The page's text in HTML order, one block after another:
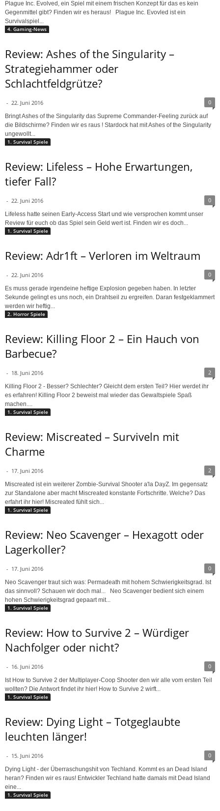
Plague Inc. Evolved, ein Spiel mit einem frischen Konzept für das es kein
Gegenmittel gibt? Finden wir es heraus! Plague Inc. Evovled ist ein
Survivalspiel...
4. Gaming-News
Review: Ashes of the Singularity –
Strategiehammer oder
Schlachtfeldgrütze?
- 22. Juni 2016 0
Bringt Ashes of the Singularity das Supreme Commander-Feeling zurück auf
die Bildschirme? Finden wir es raus ! Stardock hat mit Ashes of the Singularity
ungewollt...
1. Survival Spiele
Review: Lifeless – Hohe Erwartungen,
tiefer Fall?
- 22. Juni 2016 0
Lifeless hatte seinen Early-Access Start und wie versprochen kommt unser
Review für euch ob das Spiel sein Geld wert ist. Finden wir es doch...
1. Survival Spiele
Review: Adr1ft – Verloren im Weltraum
- 22. Juni 2016 0
Es muss gerade irgendeine heftige Explosion gegeben haben. In letzter
Sekunde gelingt es uns noch, ein Drahtseil zu ergreifen. Daran festgeklammert
werden wir heftig...
2. Horror Spiele
Review: Killing Floor 2 – Ein Hauch von
Barbecue?
- 18. Juni 2016 2
Killing Floor 2 - Besser? Schlechter? Gleicht dem ersten Teil? Hier werdet ihr
es erfahren! Killing Floor 2 beweist mal wieder das Gewaltspiele Spaß
machen....
1. Survival Spiele
Review: Miscreated – Surviveln mit
Charme
- 17. Juni 2016 2
Miscreated ist ein weiterer Zombie-Survival Shooter a'la DayZ. Im gegensatz
zur Standalone aber macht Miscreated konstante Fortschritte. Welche? Das
erfahrt ihr hier! Miscreated fühlt sich...
1. Survival Spiele
Review: Neo Scavenger – Hexagott oder
Lagerkoller?
- 17. Juni 2016 0
Neo Scavenger traut sich was: Permadeath mit hohem Schwierigkeitsgrad. Ist
das sinnvoll? Schauen wir doch mal... Neo Scavenger bedient sich einem
hohen Schwierigkeitsgrad gepaart mit...
1. Survival Spiele
Review: How to Survive 2 – Würdiger
Nachfolger oder nicht?
- 16. Juni 2016 0
Ist How to Survive 2 der Multiplayer-Coop Shooter den wir alle vom ersten Teil
wollten? Die Antwort findet ihr hier! How to Survive 2 wirft...
1. Survival Spiele
Review: Dying Light – Totgeglaubte
leuchten länger!
- 15. Juni 2016 0
Dying Light - der Überraschungshit von Techland. Kommt es an Dead Island
heran? Finden wir es raus! Entwickler Techland hatte damals mit Dead Island
eine...
1. Survival Spiele